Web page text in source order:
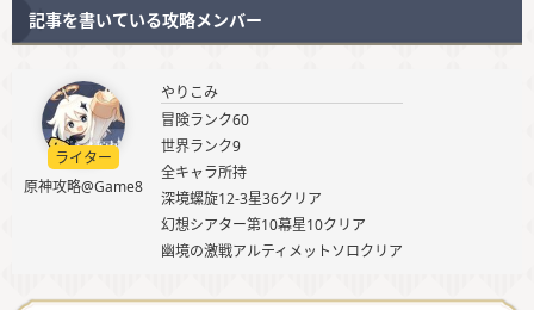
記事を書いている攻略メンバー
ライター
原神攻略@Game8
やりこみ
冒険ランク60
世界ランク9
全キャラ所持
深境螺旋12-3星36クリア
幻想シアター第10幕星10クリア
幽境の激戦アルティメットソロクリア